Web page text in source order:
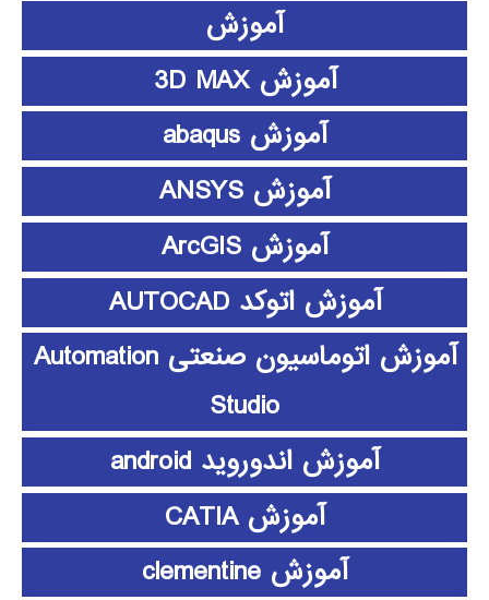
آموزش
آموزش 3D MAX
آموزش abaqus
آموزش ANSYS
آموزش ArcGIS
آموزش اتوکد AUTOCAD
آموزش اتوماسیون صنعتی Automation
Studio
آموزش اندوروید android
آموزش CATIA
آموزش clementine